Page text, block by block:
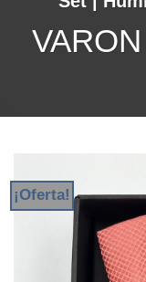
VARON
¡Oferta!